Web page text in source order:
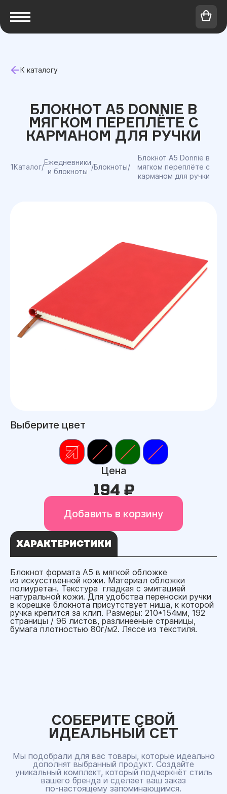
К каталогу
БЛОКНОТ A5 DONNIE В
МЯГКОМ ПЕРЕПЛЁТЕ C
КАРМАНОМ ДЛЯ РУЧКИ
1Каталог/
Ежедневники
и блокноты
/Блокноты/
Блокнот A5 Donnie в
мягком переплёте c
карманом для ручки
Выберите цвет
Цена
194 ₽
Добавить в корзину
ХАРАКТЕРИСТИКИ
Блокнот формата А5 в мягкой обложке
из искусственной кожи. Материал обложки
полиуретан. Текстура гладкая с эмитацией
натуральной кожи. Для удобства переноски ручки
в корешке блокнота присутствует ниша, к которой
ручка крепится за клип. Размеры: 210*154мм, 192
страницы / 96 листов, разлинееные страницы,
бумага плотностью 80г/м2. Ляссе из текстиля.
СОБЕРИТЕ СВОЙ
ИДЕАЛЬНЫЙ СЕТ
Мы подобрали для вас товары, которые идеально
дополнят выбранный продукт. Создайте
уникальный комплект, который подчеркнёт стиль
вашего бренда и сделает ваш заказ
по‑настоящему запоминающимся.